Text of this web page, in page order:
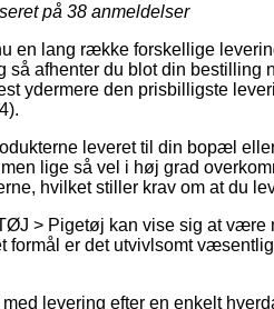
på 38 anmeldelser
en lang række forskellige
så afhenter du blot din bestilling
ydermere den prisbilligste
leveret til din bopæl
lige så vel i høj grad
hvilket stiller krav om at du
> Pigetøj kan vise sig at være
formål er det utvivlsomt
levering efter en enkelt